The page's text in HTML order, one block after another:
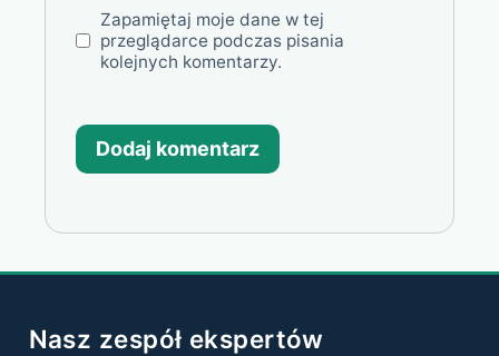
Zapamiętaj moje dane w tej
przeglądarce podczas pisania
kolejnych komentarzy.
Nasz zespół ekspertów